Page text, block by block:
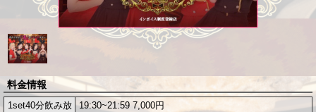
料金情報
1set40分飲み放
19:30~21:59 7,000円